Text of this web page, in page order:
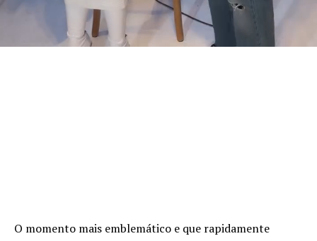
O momento mais emblemático e que rapidamente